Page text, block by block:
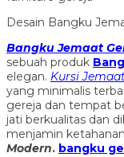
Desain Bangku
Bangku Jemaat
sebuah produk
elegan. Kursi
yang minimalis
gereja dan tempat
jati berkualitas dan
menjamin ketahanan
Modern. bangku